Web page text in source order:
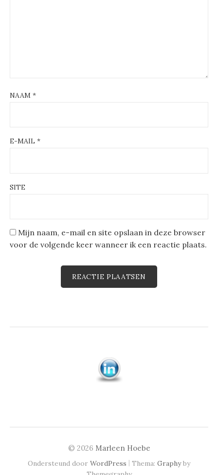
NAAM *
E-MAIL *
SITE
Mijn naam, e-mail en site opslaan in deze browser
voor de volgende keer wanneer ik een reactie plaats.
© 2026 Marleen Hoebe
Ondersteund door WordPress | Thema: Graphyby